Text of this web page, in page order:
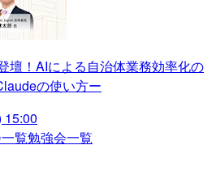
壇！AIによる自治体業務効率化の
の使い方ー
15:00
覧勉強会一覧